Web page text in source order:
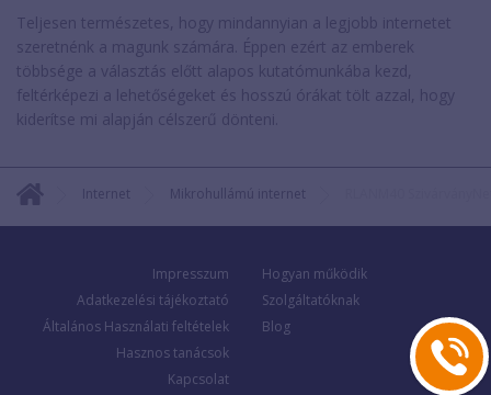
Teljesen természetes, hogy mindannyian a legjobb internetet
szeretnénk a magunk számára. Éppen ezért az emberek
többsége a választás előtt alapos kutatómunkába kezd,
feltérképezi a lehetőségeket és hosszú órákat tölt azzal, hogy
kiderítse mi alapján célszerű dönteni.
Internet Mikrohullámú internet
Impresszum
Adatkezelési tájékoztató
Általános Használati feltételek
Hasznos tanácsok
Kapcsolat
Hogyan működik
Szolgáltatóknak
Blog